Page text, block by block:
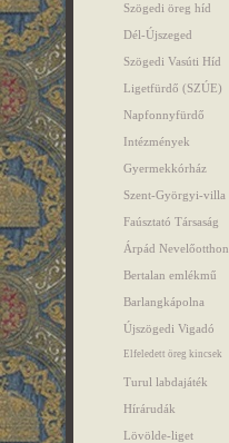
Szögedi öreg híd
Dél-Újszeged
Szögedi Vasúti Híd
Ligetfürdő (SZÚE)
Napfonnyfürdő
Intézmények
Gyermekkórház
Szent-Györgyi-villa
Faúsztató Társaság
Árpád Nevelőotthon
Bertalan emlékmű
Barlangkápolna
Újszögedi Vigadó
Elfeledett öreg kincsek
Turul labdajáték
Hírárudák
Lövölde-liget